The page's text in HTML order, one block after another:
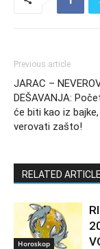
Previous article
JARAC –
DEŠAVANJA:
će biti kao iz
verovati zašto!
RELATED
Horoskop